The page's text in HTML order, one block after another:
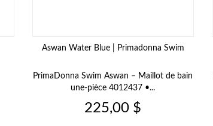
Aswan Water Blue | Primadonna Swim
PrimaDonna Swim Aswan – Maillot de bain
une‑pièce 4012437 •...
Prix
225,00 $